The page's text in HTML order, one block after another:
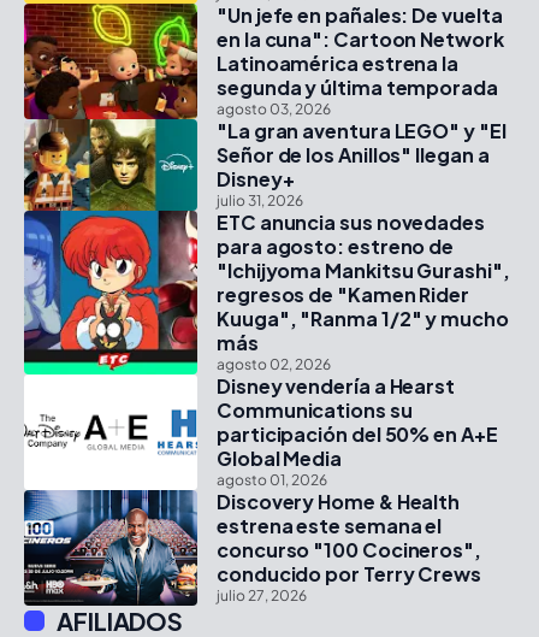
"Un jefe en pañales: De vuelta
en la cuna": Cartoon Network
Latinoamérica estrena la
segunda y última temporada
agosto 03, 2026
"La gran aventura LEGO" y "El
Señor de los Anillos" llegan a
Disney+
julio 31, 2026
ETC anuncia sus novedades
para agosto: estreno de
"Ichijyoma Mankitsu Gurashi",
regresos de "Kamen Rider
Kuuga", "Ranma 1/2" y mucho
más
agosto 02, 2026
Disney vendería a Hearst
Communications su
participación del 50% en A+E
Global Media
agosto 01, 2026
Discovery Home & Health
estrena este semana el
concurso "100 Cocineros",
conducido por Terry Crews
julio 27, 2026
AFILIADOS